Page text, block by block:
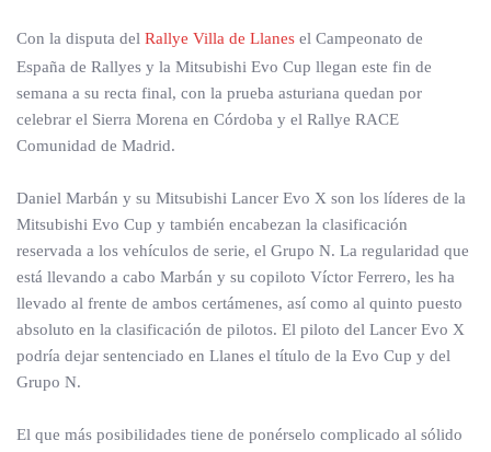
Con la disputa del Rallye Villa de Llanes el Campeonato de
España de Rallyes y la Mitsubishi Evo Cup llegan este fin de
semana a su recta final, con la prueba asturiana quedan por
celebrar el Sierra Morena en Córdoba y el Rallye RACE
Comunidad de Madrid.
Daniel Marbán y su Mitsubishi Lancer Evo X son los líderes de la
Mitsubishi Evo Cup y también encabezan la clasificación
reservada a los vehículos de serie, el Grupo N. La regularidad que
está llevando a cabo Marbán y su copiloto Víctor Ferrero, les ha
llevado al frente de ambos certámenes, así como al quinto puesto
absoluto en la clasificación de pilotos. El piloto del Lancer Evo X
podría dejar sentenciado en Llanes el título de la Evo Cup y del
Grupo N.
El que más posibilidades tiene de ponérselo complicado al sólido